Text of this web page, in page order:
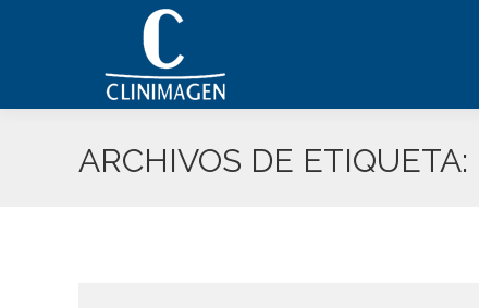
ARCHIVOS DE ETIQUETA: